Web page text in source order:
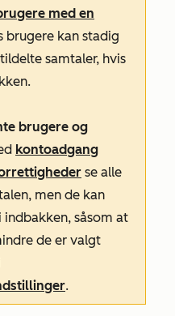
med en
brugere kan stadig
samtaler, hvis
brugere og
kontoadgang
se alle
men de kan
såsom at
de er valgt
.